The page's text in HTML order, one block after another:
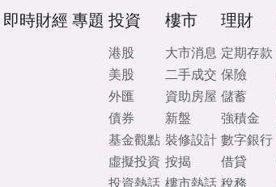
即時財經 專題 投資
港股
美股
外匯
債券
基金觀點
虛擬投資
投資熱話
樓市
大市消息
二手成交
資助房屋
新盤
裝修設計
按揭
樓市熱話
理財
定期存款
保險
儲蓄
強積金
數字銀行
借貸
稅務